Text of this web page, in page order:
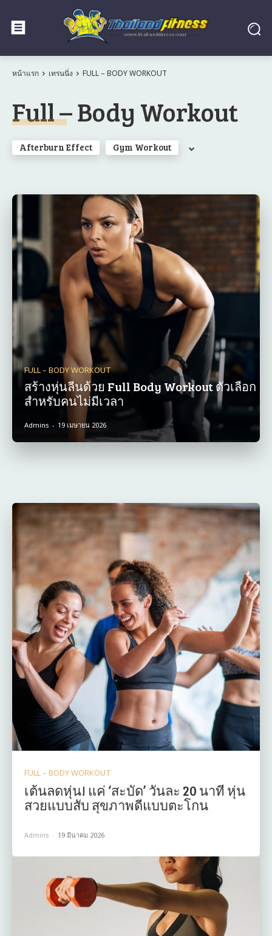
หน้าแรก เทรนนิ่ง FULL – BODY WORKOUT
Full – Body Workout
Afterburn Effect Gym Workout
FULL – BODY WORKOUT
สร้างหุ่นลีนด้วย Full Body Workout ตัวเลือก
สำหรับคนไม่มีเวลา
Admins - 19 เมษายน 2026
FULL – BODY WORKOUT
เต้นลดหุ่น! แค่ ‘สะบัด’ วันละ 20 นาที หุ่น
สวยแบบสับ สุขภาพดีแบบตะโกน
Admins - 19 มีนาคม 2026